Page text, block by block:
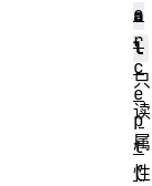
a
l
只
读
属
性
e
r
c
e
p
t
(